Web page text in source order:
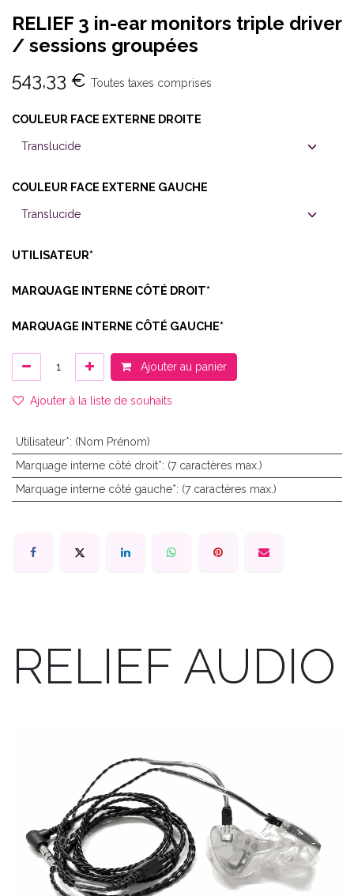
RELIEF 3 in-ear monitors triple driver
/ sessions groupées
543,33 € Toutes taxes comprises
COULEUR FACE EXTERNE DROITE
COULEUR FACE EXTERNE GAUCHE
UTILISATEUR*
MARQUAGE INTERNE CÔTÉ DROIT*
MARQUAGE INTERNE CÔTÉ GAUCHE*
Ajouter au panier
Ajouter à la liste de souhaits
Utilisateur*: (Nom Prénom)
Marquage interne côté droit*: (7 caractères max.)
Marquage interne côté gauche*: (7 caractères max.)
RELIEF AUDIO